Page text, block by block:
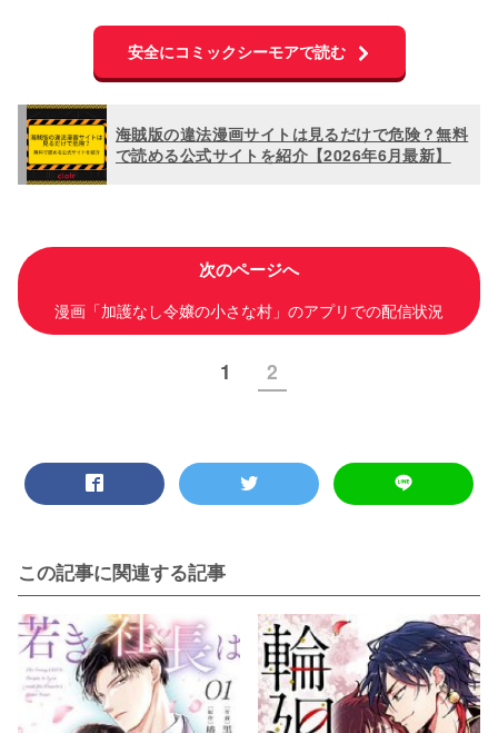
安全にコミックシーモアで読む
海賊版の違法漫画サイトは見るだけで危険？無料
で読める公式サイトを紹介【2026年6月最新】
次のページへ
漫画「加護なし令嬢の小さな村」のアプリでの配信状況
1 2
この記事に関連する記事